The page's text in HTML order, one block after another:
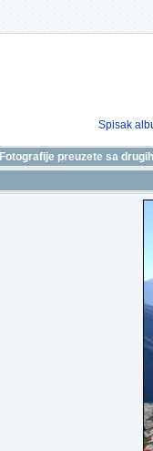
Spisak
Fotografije preuzete sa